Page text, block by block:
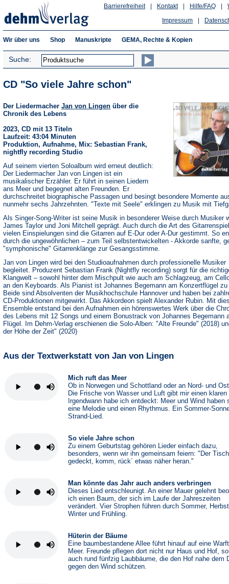
Hilfe/FAQ
Kontakt
Barrierefreiheit
Impressum
Wir über uns Shop Manuskripte GEMA, Rechte & Kopien
Suche:
CD "So viele Jahre schon"
Der Liedermacher Jan von Lingen über die
Chronik des Lebens
2023, CD mit 13 Titeln
Laufzeit: 43:04 Minuten
Produktion, Aufnahme, Mix: Sebastian Frank,
nightfly recording Studio
Auf seinem vierten Soloalbum wird erneut deutlich:
Der Liedermacher Jan von Lingen ist ein
musikalischer Erzähler. Er führt in seinen Liedern
ans Meer und begegnet alten Freunden. Er
durchschreitet biographische Passagen und besingt besondere Momente
nunmehr sechs Jahrzehnten. "Texte mit Seele" erklingen zu Musik mit
Als Singer-Song-Writer ist seine Musik in besonderer Weise durch Musiker
James Taylor und Joni Mitchell geprägt. Auch durch die Art des
vielen Einspielungen sind die Gitarren auf E-Dur oder A-Dur gestimmt. So
durch die ungewöhnlichen – zum Teil selbstentwickelten - Akkorde sanfte,
"symphonische" Gitarrenklänge zur Gesangsstimme.
Jan von Lingen wird bei den Studioaufnahmen durch professionelle Musiker
begleitet. Produzent Sebastian Frank (Nightfly recording) sorgt für die
Klangwelt – sowohl hinter dem Mischpult wie auch am Schlagzeug, am
an den Keyboards. Als Pianist ist Johannes Begemann am Konzertflügel zu
Beide sind Absolventen der Musikhochschule Hannover und haben bei
CD-Produktionen mitgewirkt. Das Akkordeon spielt Alexander Rubin. Mit
Ensemble entstand bei den Aufnahmen ein hörenswertes Werk über die
des Lebens mit 12 Songs und einem Bonustrack von Johannes Begemann
Flügel. Im Dehm-Verlag erschienen die Solo-Alben: "Alte Freunde" (2018)
der Höhe der Zeit" (2020)
Aus der Textwerkstatt von Jan von Lingen
Mich ruft das Meer
Ob in Norwegen und Schottland oder an Nord- und
Die Frische von Wasser und Luft gibt mir einen klaren
Irgendwann habe ich entdeckt: Meer und Wind haben
eine Melodie und einen Rhythmus. Ein Sommer-
Strand-Lied.
So viele Jahre schon
Zu einem Geburtstag gehören Lieder einfach dazu,
besonders, wenn wir ihn gemeinsam feiern: "Der
gedeckt, komm, rück´ etwas näher heran."
Man könnte das Jahr auch anders verbringen
Dieses Lied entschleunigt. An einer Mauer gelehnt
ich einen Baum, der sich im Laufe der Jahreszeiten
verändert. Vier Strophen führen durch Sommer,
Winter und Frühling.
Hüterin der Bäume
Eine baumbestandene Allee führt hinauf auf eine
Meer. Freunde pflegen dort nicht nur Haus und Hof,
auch rund fünfzig Laubbäume, die den Hof nahe dem
gegen den Wind schützen.